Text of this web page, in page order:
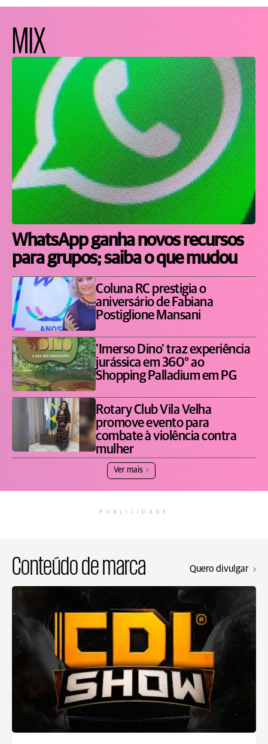
MIX
WhatsApp ganha novos recursos
para grupos; saiba o que mudou
Coluna RC prestigia o
aniversário de Fabiana
Postiglione Mansani
'Imerso Dino' traz experiência
jurássica em 360° ao
Shopping Palladium em PG
Rotary Club Vila Velha
promove evento para
combate à violência contra
mulher
Ver mais
PUBLICIDADE
Conteúdo de marca Quero divulgar